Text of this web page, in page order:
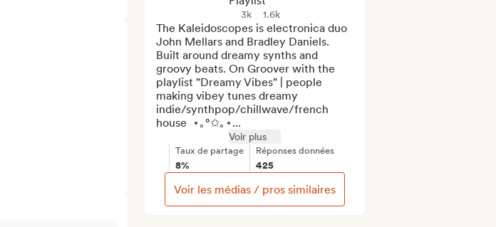
3k 1.6k
The Kaleidoscopes is electronica duo
John Mellars and Bradley Daniels.
Built around dreamy synths and
groovy beats. On Groover with the
playlist "Dreamy Vibes" | people
making vibey tunes dreamy
indie/synthpop/chillwave/french
house  ⋆｡°✩｡⋆...
Voir plus
Taux de partage
8%
Réponses données
425
Voir les médias / pros similaires